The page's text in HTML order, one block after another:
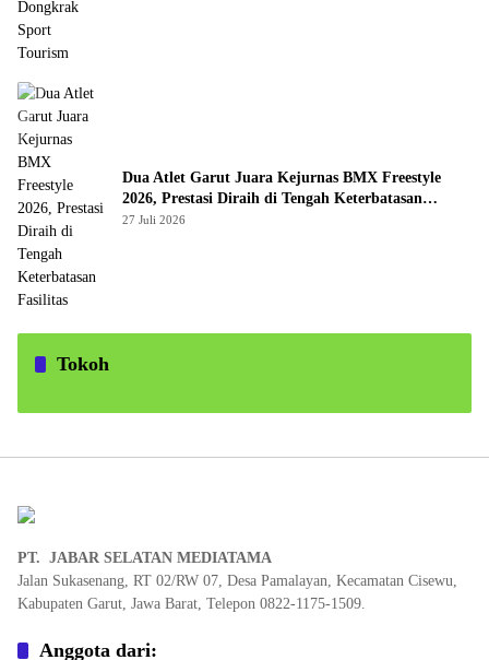
Dua Atlet Garut Juara Kejurnas BMX Freestyle
2026, Prestasi Diraih di Tengah Keterbatasan
Fasilitas
27 Juli 2026
Tokoh
PT. JABAR SELATAN MEDIATAMA
Jalan Sukasenang, RT 02/RW 07, Desa Pamalayan, Kecamatan Cisewu,
Kabupaten Garut, Jawa Barat, Telepon 0822-1175-1509.
Anggota dari: